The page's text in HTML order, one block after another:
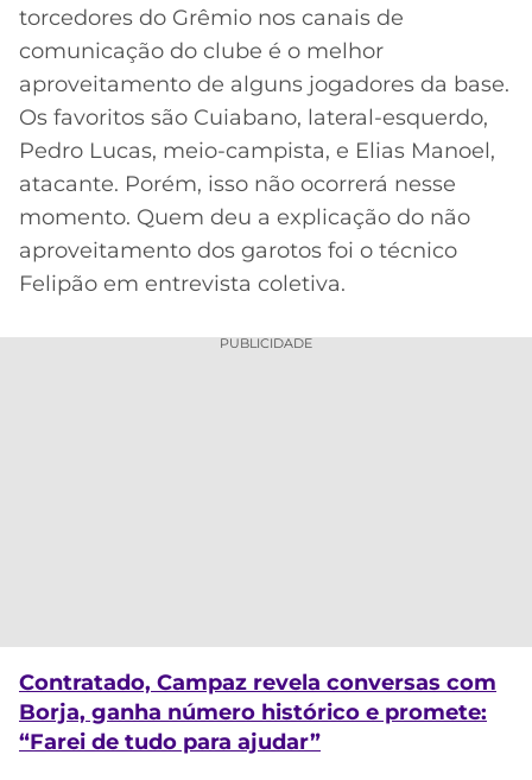
torcedores do Grêmio nos canais de
comunicação do clube é o melhor
aproveitamento de alguns jogadores da base.
Os favoritos são Cuiabano, lateral-esquerdo,
Pedro Lucas, meio-campista, e Elias Manoel,
atacante. Porém, isso não ocorrerá nesse
momento. Quem deu a explicação do não
aproveitamento dos garotos foi o técnico
Felipão em entrevista coletiva.
PUBLICIDADE
Contratado, Campaz revela conversas com
Borja, ganha número histórico e promete:
“Farei de tudo para ajudar”